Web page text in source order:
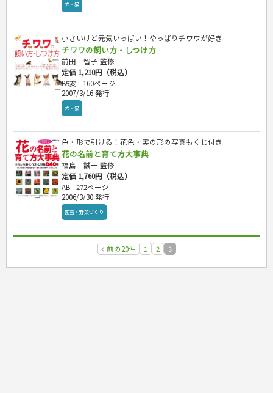
犬・猫
小さいけど元気いっぱい！やっぱりチワワが好き
チワワの飼い方・しつけ方
前田 智子 監修
定価 1,210円（税込）
B5変
160ページ
2007/3/16 発行
犬・猫
色・形で引ける！花色・実の形の写真もくじ付き
花の名前と育て方大事典
福島 誠一 監修
定価 1,760円（税込）
AB
272ページ
2006/3/30 発行
園芸・野菜づくり
前の20件 1 2 3